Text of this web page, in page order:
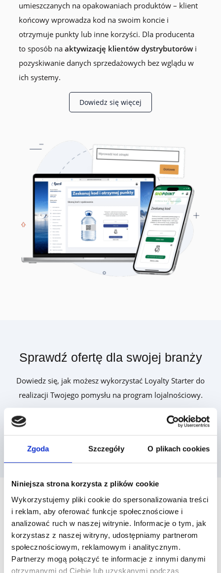
Zgoda Szczegóły O plikach cookies
Niniejsza strona korzysta z plików cookie
Wykorzystujemy pliki cookie do spersonalizowania treści
i reklam, aby oferować funkcje społecznościowe i
analizować ruch w naszej witrynie. Informacje o tym, jak
korzystasz z naszej witryny, udostępniamy partnerom
społecznościowym, reklamowym i analitycznym.
Partnerzy mogą połączyć te informacje z innymi danymi
otrzymanymi od Ciebie lub uzyskanymi podczas
umieszczanych na opakowaniach produktów – klient
końcowy wprowadza kod na swoim koncie i
otrzymuje punkty lub inne korzyści. Dla producenta
to sposób na aktywizację klientów dystrybutorówi
pozyskiwanie danych sprzedażowych bez wglądu w
ich systemy.
Dowiedz się więcej
Sprawdź ofertę dla swojej branży
Dowiedz się, jak możesz wykorzystać Loyalty Starter do
realizacji Twojego pomysłu na program lojalnościowy.
Zobacz oferty
FORMULARZ ZAMÓWIEŃ
Wsparcie sprzedaży i